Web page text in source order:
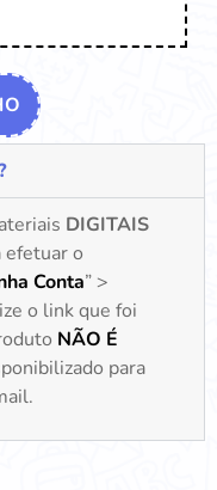
DIGITAIS
efetuar o
Conta” >
o link que foi
NÃO É
para